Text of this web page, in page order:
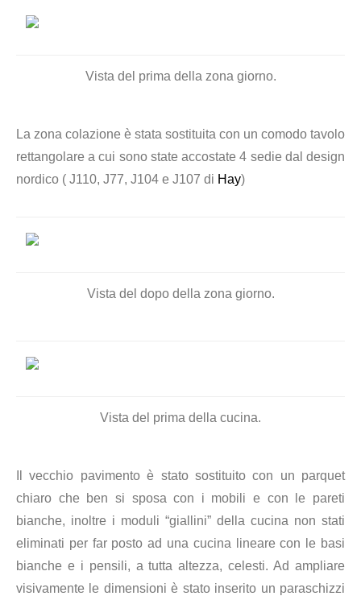
Vista del prima della zona giorno.
La zona colazione è stata sostituita con un comodo tavolo
rettangolare a cui sono state accostate 4 sedie dal design
nordico ( J110, J77, J104 e J107 di Hay)
Vista del dopo della zona giorno.
Vista del prima della cucina.
Il vecchio pavimento è stato sostituito con un parquet
chiaro che ben si sposa con i mobili e con le pareti
bianche, inoltre i moduli “giallini” della cucina non stati
eliminati per far posto ad una cucina lineare con le basi
bianche e i pensili, a tutta altezza, celesti. Ad ampliare
visivamente le dimensioni è stato inserito un paraschizzi